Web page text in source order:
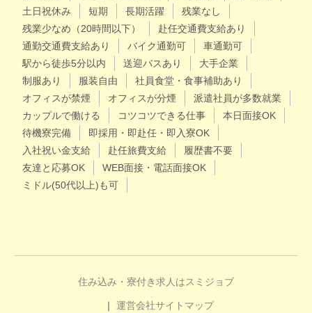
土日祝休み
短期 長期活躍
残業なし
残業少なめ（20時間以下）
赴任交通費支給あり
通勤交通費支給あり
バイク通勤可
車通勤可
駅から徒歩5分以内
送迎バスあり
大手企業
制服あり
服装自由
社員食堂・食事補助あり
オフィスが禁煙
オフィスが分煙
派遣社員が多数就業
カップルで働ける
コツコツできる仕事
本日面接OK
待機寮完備
即採用・即赴任・即入寮OK
入社祝い金支給
赴任旅費支給
履歴書不要
友達と応募OK
WEB面接・電話面接OK
ミドル(50代以上)も可
住み込み・寮付き求人はスミジョブ
運営会社サイトマップ